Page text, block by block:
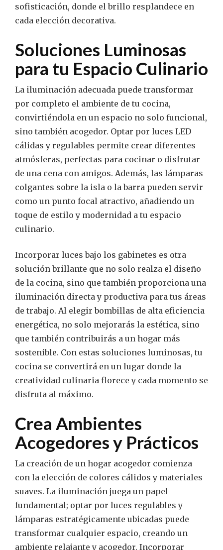
sofisticación, donde el brillo resplandece en
cada elección decorativa.
Soluciones Luminosas
para tu Espacio Culinario
La iluminación adecuada puede transformar
por completo el ambiente de tu cocina,
convirtiéndola en un espacio no solo funcional,
sino también acogedor. Optar por luces LED
cálidas y regulables permite crear diferentes
atmósferas, perfectas para cocinar o disfrutar
de una cena con amigos. Además, las lámparas
colgantes sobre la isla o la barra pueden servir
como un punto focal atractivo, añadiendo un
toque de estilo y modernidad a tu espacio
culinario.
Incorporar luces bajo los gabinetes es otra
solución brillante que no solo realza el diseño
de la cocina, sino que también proporciona una
iluminación directa y productiva para tus áreas
de trabajo. Al elegir bombillas de alta eficiencia
energética, no solo mejorarás la estética, sino
que también contribuirás a un hogar más
sostenible. Con estas soluciones luminosas, tu
cocina se convertirá en un lugar donde la
creatividad culinaria florece y cada momento se
disfruta al máximo.
Crea Ambientes
Acogedores y Prácticos
La creación de un hogar acogedor comienza
con la elección de colores cálidos y materiales
suaves. La iluminación juega un papel
fundamental; optar por luces regulables y
lámparas estratégicamente ubicadas puede
transformar cualquier espacio, creando un
ambiente relajante y acogedor. Incorporar